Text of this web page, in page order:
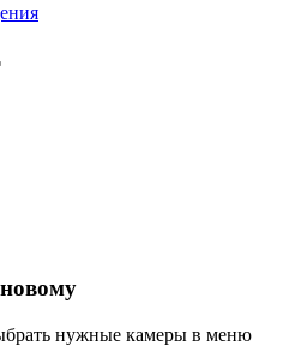
нужные камеры в меню